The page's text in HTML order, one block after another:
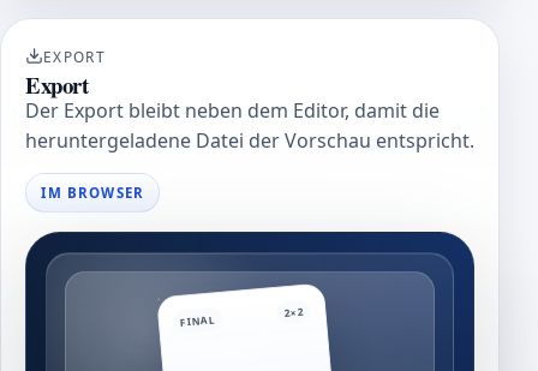
EXPORT
Export
Der Export bleibt neben dem Editor, damit die
heruntergeladene Datei der Vorschau entspricht.
IM BROWSER
FINAL
2×2